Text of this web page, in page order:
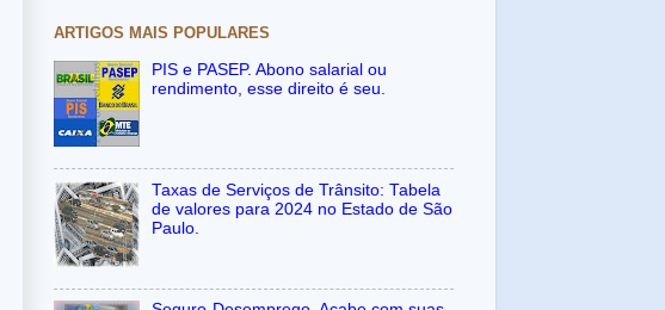
ARTIGOS MAIS POPULARES
PIS e PASEP. Abono salarial ou
rendimento, esse direito é seu.
Taxas de Serviços de Trânsito: Tabela
de valores para 2024 no Estado de São
Paulo.